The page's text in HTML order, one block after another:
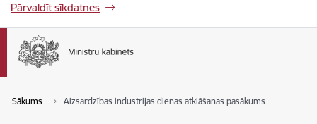
Pārvaldīt sīkdatnes
Sākums Aizsardzības industrijas dienas atklāšanas pasākums